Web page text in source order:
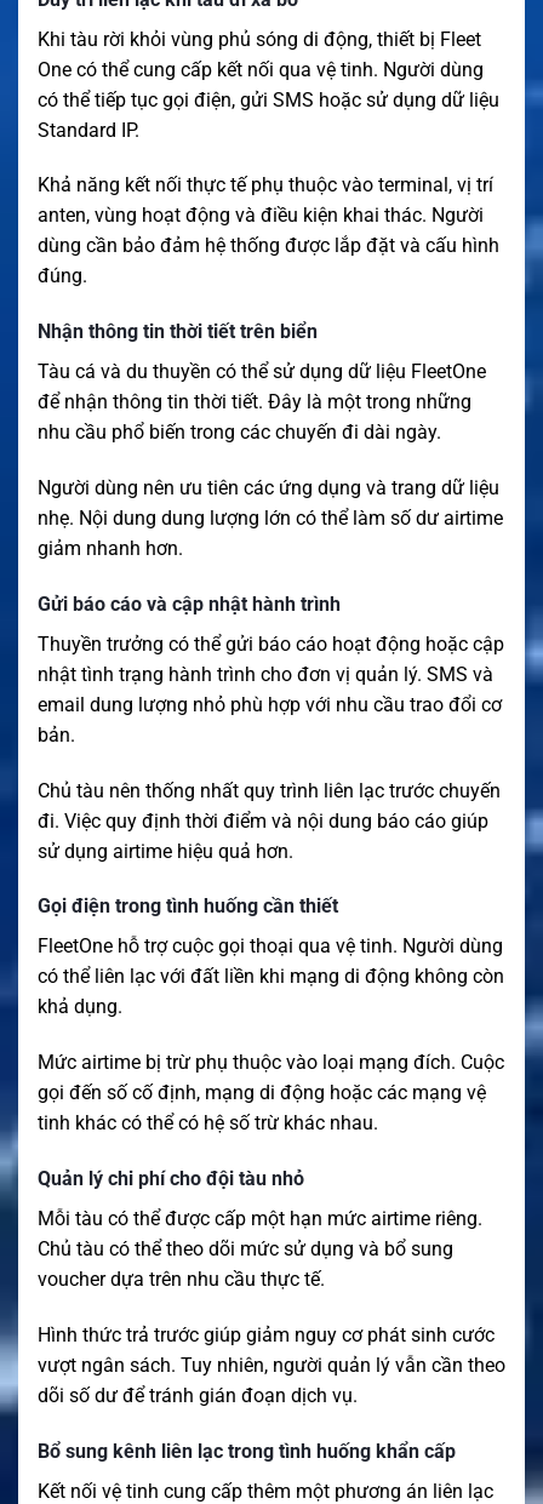
Khi tàu rời khỏi vùng phủ sóng di động, thiết bị Fleet
One có thể cung cấp kết nối qua vệ tinh. Người dùng
có thể tiếp tục gọi điện, gửi SMS hoặc sử dụng dữ liệu
Standard IP.
Khả năng kết nối thực tế phụ thuộc vào terminal, vị trí
anten, vùng hoạt động và điều kiện khai thác. Người
dùng cần bảo đảm hệ thống được lắp đặt và cấu hình
đúng.
Nhận thông tin thời tiết trên biển
Tàu cá và du thuyền có thể sử dụng dữ liệu FleetOne
để nhận thông tin thời tiết. Đây là một trong những
nhu cầu phổ biến trong các chuyến đi dài ngày.
Người dùng nên ưu tiên các ứng dụng và trang dữ liệu
nhẹ. Nội dung dung lượng lớn có thể làm số dư airtime
giảm nhanh hơn.
Gửi báo cáo và cập nhật hành trình
Thuyền trưởng có thể gửi báo cáo hoạt động hoặc cập
nhật tình trạng hành trình cho đơn vị quản lý. SMS và
email dung lượng nhỏ phù hợp với nhu cầu trao đổi cơ
bản.
Chủ tàu nên thống nhất quy trình liên lạc trước chuyến
đi. Việc quy định thời điểm và nội dung báo cáo giúp
sử dụng airtime hiệu quả hơn.
Gọi điện trong tình huống cần thiết
FleetOne hỗ trợ cuộc gọi thoại qua vệ tinh. Người dùng
có thể liên lạc với đất liền khi mạng di động không còn
khả dụng.
Mức airtime bị trừ phụ thuộc vào loại mạng đích. Cuộc
gọi đến số cố định, mạng di động hoặc các mạng vệ
tinh khác có thể có hệ số trừ khác nhau.
Quản lý chi phí cho đội tàu nhỏ
Mỗi tàu có thể được cấp một hạn mức airtime riêng.
Chủ tàu có thể theo dõi mức sử dụng và bổ sung
voucher dựa trên nhu cầu thực tế.
Hình thức trả trước giúp giảm nguy cơ phát sinh cước
vượt ngân sách. Tuy nhiên, người quản lý vẫn cần theo
dõi số dư để tránh gián đoạn dịch vụ.
Bổ sung kênh liên lạc trong tình huống khẩn cấp
Kết nối vệ tinh cung cấp thêm một phương án liên lạc